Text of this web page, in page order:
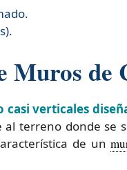
Muros de
verticales
al terreno donde se
de un